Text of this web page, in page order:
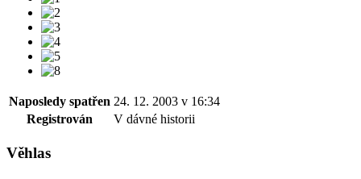
Naposledy spatřen 24. 12. 2003 v 16:34
Registrován
V dávné historii
Věhlas